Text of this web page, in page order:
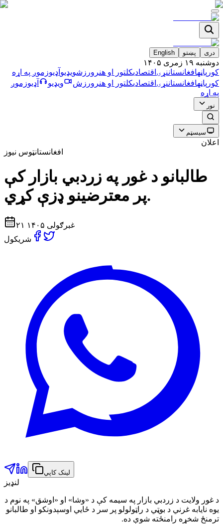
دری پښتو English
دوشنبه ۱۹ زمری ۱۴۰۵
کورپاڼهافغانستاننړۍ اقتصاديکلتور او هنر ورزشویډیو آډیوزموږ په اړه
کورپاڼهافغانستاننړۍ اقتصاديکلتور او هنر ورزش ویډیو آډیوزموږ
په اړه
نور
سیسټم
اعلان
افغانستانټوس نیوز
طالبانو د غور په زردبي بازار كې
پر معترضينو ډزې كړي.
۲۱ غبرګولی ۱۴۰۵
شریکول
لینک کاپي
لنډیز
د غور ولایت د زردبي بازار په سیمه کې د «وشا» او «اوشق» په نوم د
یوه نایابه غرني د بوټي د راټولولو پر سر د ځایي اوسېدونکو او طالبانو
ترمنځ شخړه رامنځته شوې ده.